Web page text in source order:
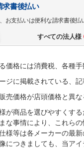
求書後払い
お支払いは便利な請求書後払
すべての法人様
価格には消費税、各種
ジに掲載されている、
売価格が店頭価格と異な
が商品を選びやすくす
な事情により、これら
様等は各メーカーの最
につきましても、当ア